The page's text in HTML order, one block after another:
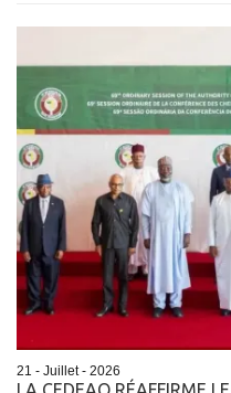
21 - Juillet - 2026